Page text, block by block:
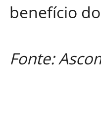
benefício
Fonte: